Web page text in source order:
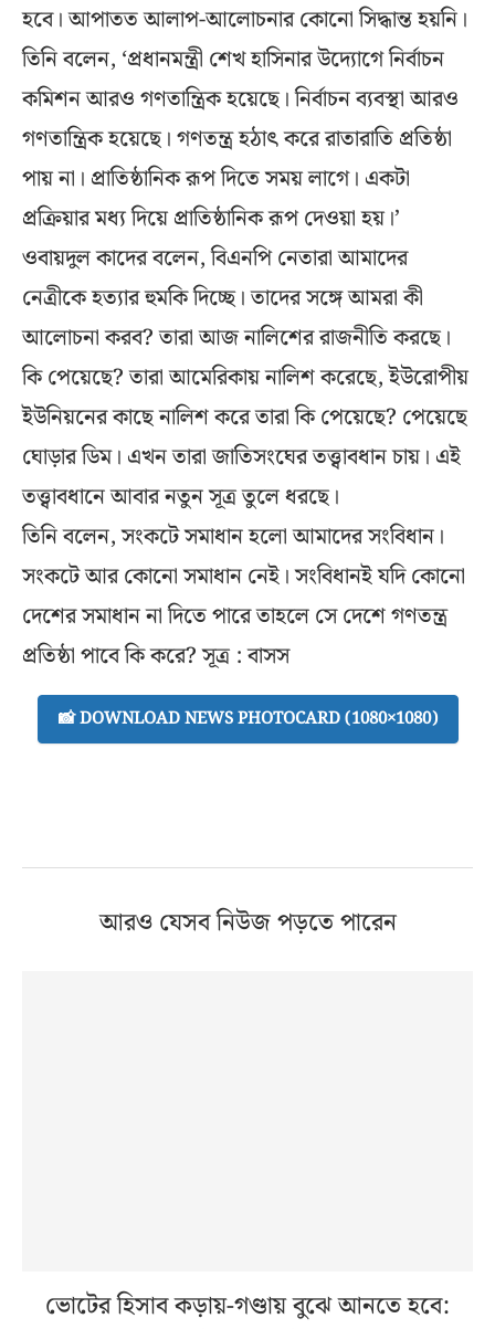
হবে। আপাতত আলাপ-আলোচনার কোনো সিদ্ধান্ত হয়নি।
তিনি বলেন, ‘প্রধানমন্ত্রী শেখ হাসিনার উদ্যোগে নির্বাচন
কমিশন আরও গণতান্ত্রিক হয়েছে। নির্বাচন ব্যবস্থা আরও
গণতান্ত্রিক হয়েছে। গণতন্ত্র হঠাৎ করে রাতারাতি প্রতিষ্ঠা
পায় না। প্রাতিষ্ঠানিক রূপ দিতে সময় লাগে। একটা
প্রক্রিয়ার মধ্য দিয়ে প্রাতিষ্ঠানিক রূপ দেওয়া হয়।’
ওবায়দুল কাদের বলেন, বিএনপি নেতারা আমাদের
নেত্রীকে হত্যার হুমকি দিচ্ছে। তাদের সঙ্গে আমরা কী
আলোচনা করব? তারা আজ নালিশের রাজনীতি করছে।
কি পেয়েছে? তারা আমেরিকায় নালিশ করেছে, ইউরোপীয়
ইউনিয়নের কাছে নালিশ করে তারা কি পেয়েছে? পেয়েছে
ঘোড়ার ডিম। এখন তারা জাতিসংঘের তত্ত্বাবধান চায়। এই
তত্ত্বাবধানে আবার নতুন সূত্র তুলে ধরছে।
তিনি বলেন, সংকটে সমাধান হলো আমাদের সংবিধান।
সংকটে আর কোনো সমাধান নেই। সংবিধানই যদি কোনো
দেশের সমাধান না দিতে পারে তাহলে সে দেশে গণতন্ত্র
প্রতিষ্ঠা পাবে কি করে? সূত্র : বাসস
📸 DOWNLOAD NEWS PHOTOCARD (1080×1080)
আরও যেসব নিউজ পড়তে পারেন
ভোটের হিসাব কড়ায়-গণ্ডায় বুঝে আনতে হবে: